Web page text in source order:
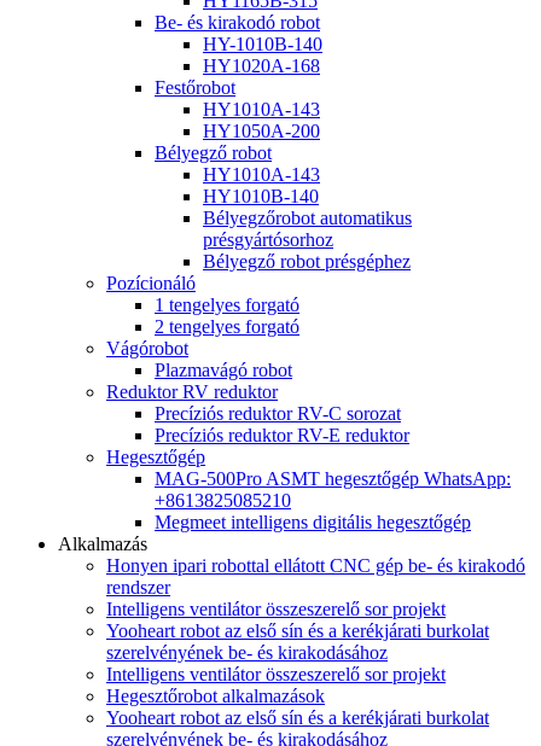
Be- és kirakodó robot
HY-1010B-140
HY1020A-168
Festőrobot
HY1010A-143
HY1050A-200
Bélyegző robot
HY1010A-143
HY1010B-140
Bélyegzőrobot automatikus
présgyártósorhoz
Bélyegző robot présgéphez
Pozícionáló
1 tengelyes forgató
2 tengelyes forgató
Vágórobot
Plazmavágó robot
Reduktor RV reduktor
Precíziós reduktor RV-C sorozat
Precíziós reduktor RV-E reduktor
Hegesztőgép
MAG-500Pro ASMT hegesztőgép WhatsApp:
+8613825085210
Megmeet intelligens digitális hegesztőgép
Alkalmazás
Honyen ipari robottal ellátott CNC gép be- és kirakodó
rendszer
Intelligens ventilátor összeszerelő sor projekt
Yooheart robot az első sín és a kerékjárati burkolat
szerelvényének be- és kirakodásához
Intelligens ventilátor összeszerelő sor projekt
Hegesztőrobot alkalmazások
Yooheart robot az első sín és a kerékjárati burkolat
szerelvényének be- és kirakodásához